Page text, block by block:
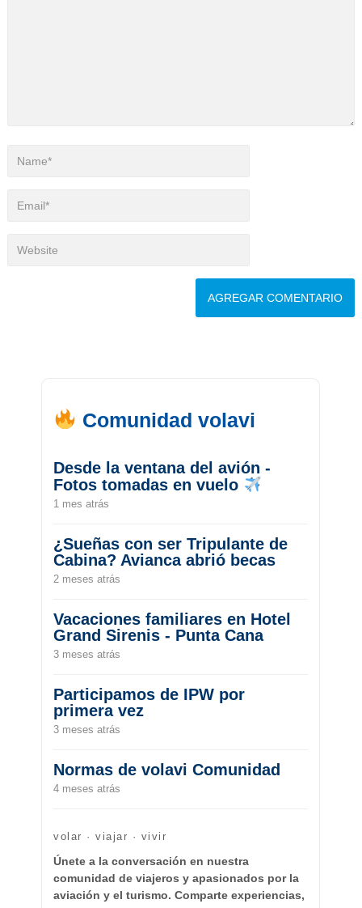
Comunidad volavi
Desde la ventana del avión -
Fotos tomadas en vuelo
1 mes atrás
¿Sueñas con ser Tripulante de
Cabina? Avianca abrió becas
2 meses atrás
Vacaciones familiares en Hotel
Grand Sirenis - Punta Cana
3 meses atrás
Participamos de IPW por
primera vez
3 meses atrás
Normas de volavi Comunidad
4 meses atrás
volar · viajar · vivir
Únete a la conversación en nuestra
comunidad de viajeros y apasionados por la
aviación y el turismo. Comparte experiencias,